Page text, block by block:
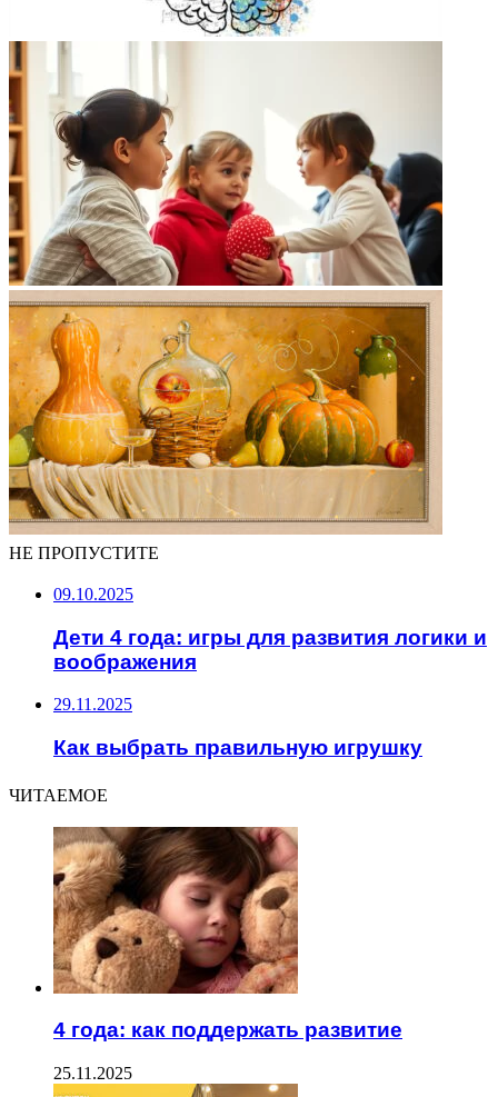
НЕ ПРОПУСТИТЕ
09.10.2025
Дети 4 года: игры для развития логики и
воображения
29.11.2025
Как выбрать правильную игрушку
ЧИТАЕМОЕ
4 года: как поддержать развитие
25.11.2025